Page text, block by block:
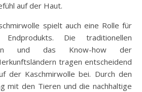
auf der Haut.
spielt auch eine Rolle für
Die traditionellen
und das Know-how der
tragen entscheidend
der Kaschmirwolle bei. Durch den
mit den Tieren und die nachhaltige